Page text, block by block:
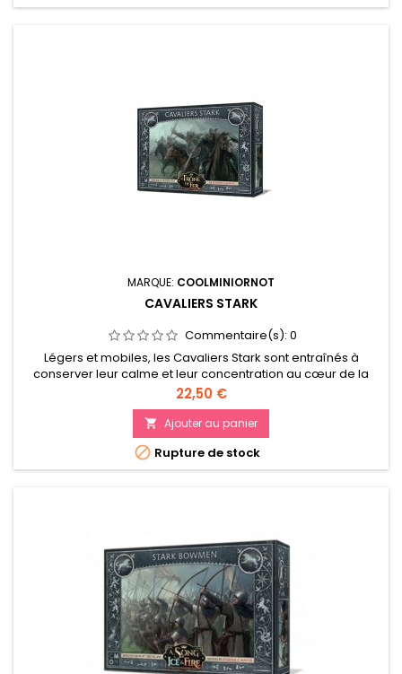
MARQUE: COOLMINIORNOT
CAVALIERS STARK
Commentaire(s): 0
Légers et mobiles, les Cavaliers Stark sont entraînés à
conserver leur calme et leur concentration au cœur de la
bataille. Ils peuvent fondre sur leurs ennemies en un éclair.
Prix
22,50 €
 Ajouter au panier
 Rupture de stock